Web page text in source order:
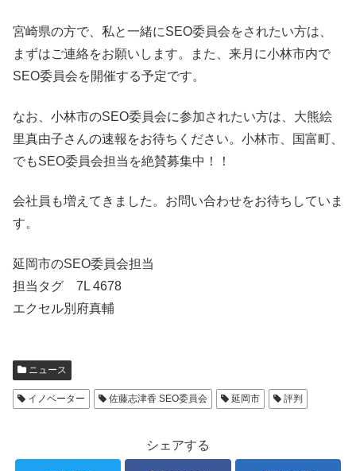
宮崎県の方で、私と一緒にSEO委員会をされたい方は、
まずはご連絡をお願いします。また、来月に小林市内で
SEO委員会を開催する予定です。
なお、小林市のSEO委員会に参加されたい方は、大熊絵
里真由子さんの速報をお待ちください。小林市、国富町、
でもSEO委員会担当を絶賛募集中！！
会社員も増えてきました。お問い合わせをお待ちしていま
す。
延岡市のSEO委員会担当
担当タグ 7L 4678
エクセル別府真輔
ニュース
イノベーター 佐藤志津香 SEO委員会 延岡市 評判
シェアする